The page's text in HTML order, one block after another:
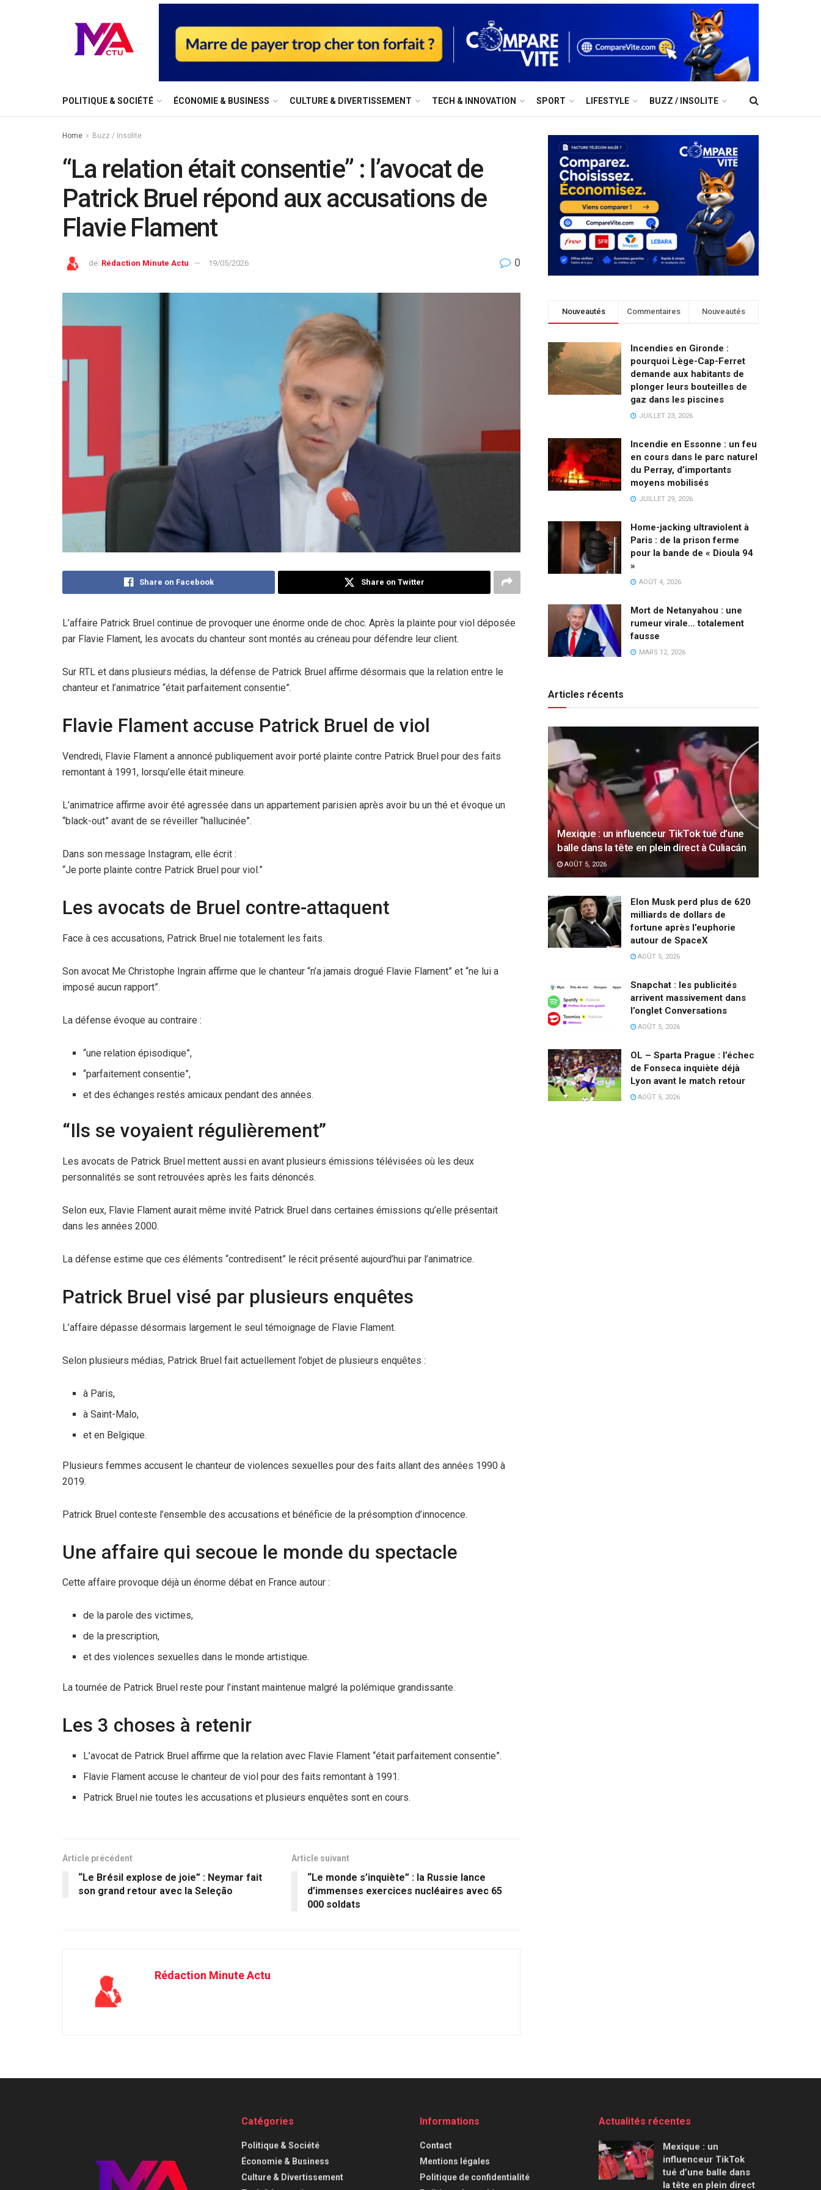
⁠POLITIQUE & SOCIÉTÉ ÉCONOMIE & BUSINESS ⁠CULTURE & DIVERTISSEMENT ⁠TECH & INNOVATION SPORT LIFESTYLE BUZZ / INSOLITE
Home Buzz / Insolite
“La relation était consentie” : l’avocat de
Patrick Bruel répond aux accusations de
Flavie Flament
de: Rédaction Minute Actu 19/05/2026 0
Share on Facebook Share on Twitter
L’affaire Patrick Bruel continue de provoquer une énorme onde de choc. Après la plainte pour viol déposée
par Flavie Flament, les avocats du chanteur sont montés au créneau pour défendre leur client.
Sur RTL et dans plusieurs médias, la défense de Patrick Bruel affirme désormais que la relation entre le
chanteur et l’animatrice “était parfaitement consentie”.
Flavie Flament accuse Patrick Bruel de viol
Vendredi, Flavie Flament a annoncé publiquement avoir porté plainte contre Patrick Bruel pour des faits
remontant à 1991, lorsqu’elle était mineure.
L’animatrice affirme avoir été agressée dans un appartement parisien après avoir bu un thé et évoque un
“black-out” avant de se réveiller “hallucinée”.
Dans son message Instagram, elle écrit :
“Je porte plainte contre Patrick Bruel pour viol.”
Les avocats de Bruel contre-attaquent
Face à ces accusations, Patrick Bruel nie totalement les faits.
Son avocat Me Christophe Ingrain affirme que le chanteur “n’a jamais drogué Flavie Flament” et “ne lui a
imposé aucun rapport”.
La défense évoque au contraire :
“une relation épisodique”,
“parfaitement consentie”,
et des échanges restés amicaux pendant des années.
“Ils se voyaient régulièrement”
Les avocats de Patrick Bruel mettent aussi en avant plusieurs émissions télévisées où les deux
personnalités se sont retrouvées après les faits dénoncés.
Selon eux, Flavie Flament aurait même invité Patrick Bruel dans certaines émissions qu’elle présentait
dans les années 2000.
La défense estime que ces éléments “contredisent” le récit présenté aujourd’hui par l’animatrice.
Patrick Bruel visé par plusieurs enquêtes
L’affaire dépasse désormais largement le seul témoignage de Flavie Flament.
Selon plusieurs médias, Patrick Bruel fait actuellement l’objet de plusieurs enquêtes :
à Paris,
à Saint-Malo,
et en Belgique.
Plusieurs femmes accusent le chanteur de violences sexuelles pour des faits allant des années 1990 à
2019.
Patrick Bruel conteste l’ensemble des accusations et bénéficie de la présomption d’innocence.
Une affaire qui secoue le monde du spectacle
Cette affaire provoque déjà un énorme débat en France autour :
de la parole des victimes,
de la prescription,
et des violences sexuelles dans le monde artistique.
La tournée de Patrick Bruel reste pour l’instant maintenue malgré la polémique grandissante.
Les 3 choses à retenir
L’avocat de Patrick Bruel affirme que la relation avec Flavie Flament “était parfaitement consentie”.
Flavie Flament accuse le chanteur de viol pour des faits remontant à 1991.
Patrick Bruel nie toutes les accusations et plusieurs enquêtes sont en cours.
Article précédent
“Le Brésil explose de joie” : Neymar fait
son grand retour avec la Seleção
Article suivant
“Le monde s’inquiète” : la Russie lance
d’immenses exercices nucléaires avec 65
000 soldats
Rédaction Minute Actu
Nouveautés Commentaires Nouveautés
Incendies en Gironde :
pourquoi Lège-Cap-Ferret
demande aux habitants de
plonger leurs bouteilles de
gaz dans les piscines
JUILLET 23, 2026
Incendie en Essonne : un feu
en cours dans le parc naturel
du Perray, d’importants
moyens mobilisés
JUILLET 29, 2026
Home-jacking ultraviolent à
Paris : de la prison ferme
pour la bande de « Dioula 94
»
AOÛT 4, 2026
Mort de Netanyahou : une
rumeur virale… totalement
fausse
MARS 12, 2026
Articles récents
Mexique : un influenceur TikTok tué d’une
balle dans la tête en plein direct à Culiacán
AOÛT 5, 2026
Elon Musk perd plus de 620
milliards de dollars de
fortune après l’euphorie
autour de SpaceX
AOÛT 5, 2026
Snapchat : les publicités
arrivent massivement dans
l’onglet Conversations
AOÛT 5, 2026
OL – Sparta Prague : l’échec
de Fonseca inquiète déjà
Lyon avant le match retour
AOÛT 5, 2026
Catégories
⁠Politique & Société
Économie & Business
⁠Culture & Divertissement
Informations
Contact
Mentions légales
Politique de confidentialité
Actualités récentes
Mexique : un
influenceur TikTok
tué d’une balle dans
la tête en plein direct